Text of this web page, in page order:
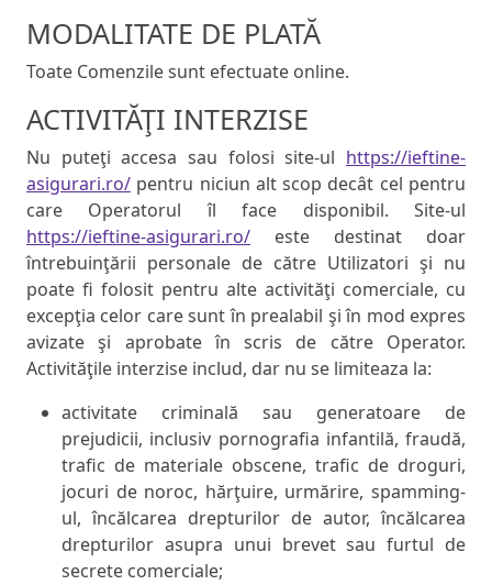
MODALITATE DE PLATĂ
Toate Comenzile sunt efectuate online.
ACTIVITĂŢI INTERZISE
Nu puteţi accesa sau folosi site-ul https://ieftine-
asigurari.ro/ pentru niciun alt scop decât cel pentru
care Operatorul îl face disponibil. Site-ul
https://ieftine-asigurari.ro/ este destinat doar
întrebuinţării personale de către Utilizatori şi nu
poate fi folosit pentru alte activităţi comerciale, cu
excepţia celor care sunt în prealabil şi în mod expres
avizate şi aprobate în scris de către Operator.
Activităţile interzise includ, dar nu se limiteaza la:
activitate criminală sau generatoare de
prejudicii, inclusiv pornografia infantilă, fraudă,
trafic de materiale obscene, trafic de droguri,
jocuri de noroc, hărţuire, urmărire, spamming-
ul, încălcarea drepturilor de autor, încălcarea
drepturilor asupra unui brevet sau furtul de
secrete comerciale;